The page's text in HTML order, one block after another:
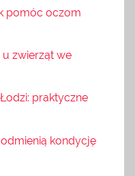
pomóc oczom
u zwierząt we
praktyczne
kondycję